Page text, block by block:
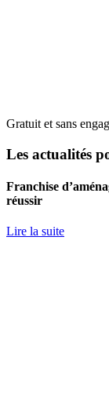
Gratuit et sans
Les actualités
Franchise
réussir
Lire la suite